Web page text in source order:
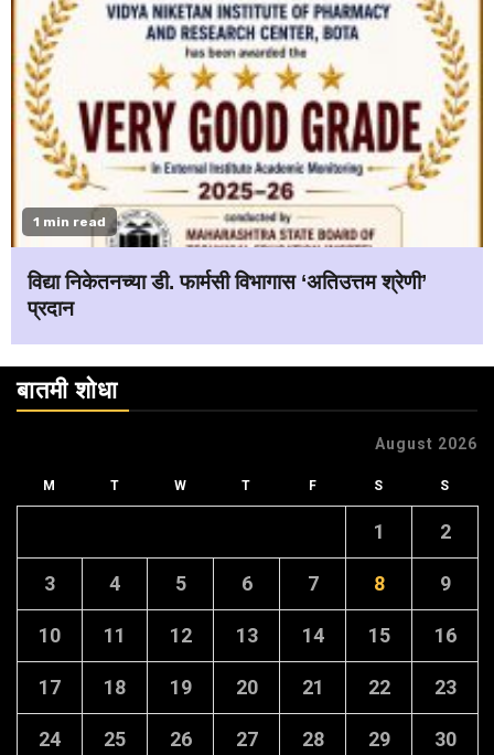
1 min read
विद्या निकेतनच्या डी. फार्मसी विभागास ‘अतिउत्तम श्रेणी’
प्रदान
बातमी शोधा
August 2026
M T W T F S S
1 2
3 4 5 6 7 8 9
10 11 12 13 14 15 16
17 18 19 20 21 22 23
24 25 26 27 28 29 30